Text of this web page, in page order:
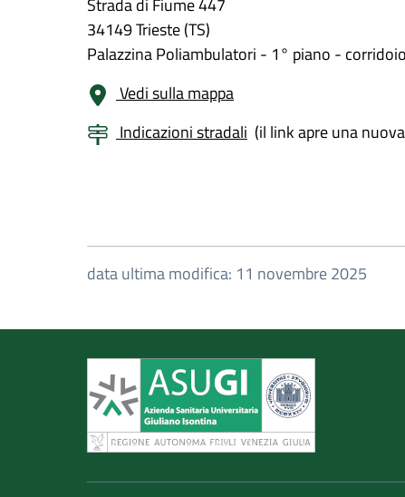
Strada di Fiume 447
34149 Trieste (TS)
Palazzina Poliambulatori - 1° piano -
Vedi sulla mappa
Indicazioni stradali (il link apre una
data ultima modifica: 11 novembre 2025